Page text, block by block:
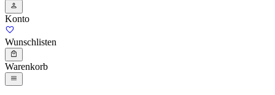
Konto
Wunschlisten
Warenkorb